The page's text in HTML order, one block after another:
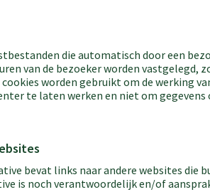
die automatisch door een
van de bezoeker worden
worden gebruikt om de werking
te laten werken en niet om
bevat links naar andere websites
is noch verantwoordelijk en/of